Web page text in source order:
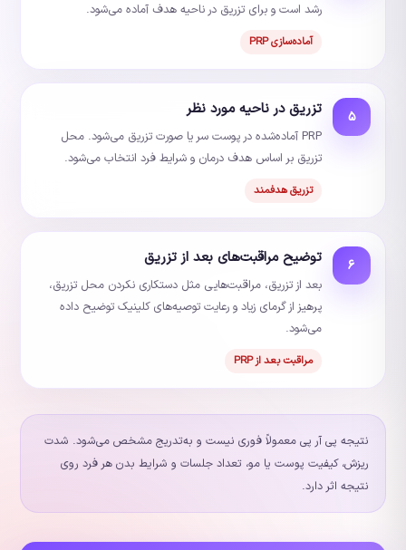
رشد است و برای تزریق در ناحیه هدف آماده می‌شود.
آماده‌سازی PRP
۵ تزریق در ناحیه مورد نظر
PRP آماده‌شده در پوست سر یا صورت تزریق می‌شود. محل
تزریق بر اساس هدف درمان و شرایط فرد انتخاب می‌شود.
تزریق هدفمند
۶ توضیح مراقبت‌های بعد از تزریق
بعد از تزریق، مراقبت‌هایی مثل دستکاری نکردن محل تزریق،
پرهیز از گرمای زیاد و رعایت توصیه‌های کلینیک توضیح داده
می‌شود.
مراقبت بعد از PRP
نتیجه پی آر پی معمولاً فوری نیست و به‌تدریج مشخص می‌شود. شدت
ریزش، کیفیت پوست یا مو، تعداد جلسات و شرایط بدن هر فرد روی
نتیجه اثر دارد.